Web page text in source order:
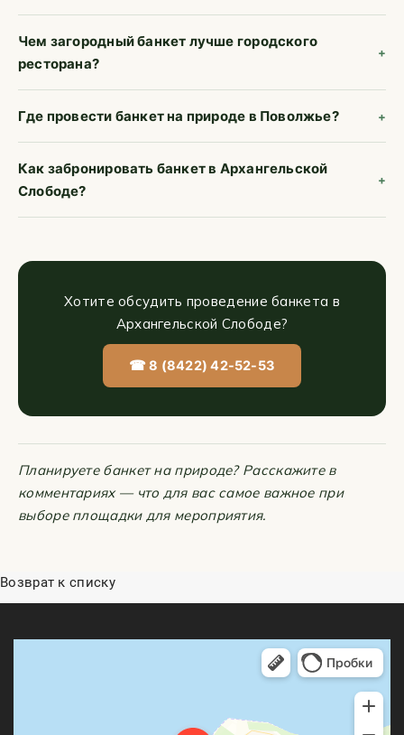
Чем загородный банкет лучше городского
ресторана?
Где провести банкет на природе в Поволжье?
Как забронировать банкет в Архангельской
Слободе?
Хотите обсудить проведение банкета в
Архангельской Слободе?
☎ 8 (8422) 42-52-53
Планируете банкет на природе? Расскажите в
комментариях — что для вас самое важное при
выборе площадки для мероприятия.
Возврат к списку